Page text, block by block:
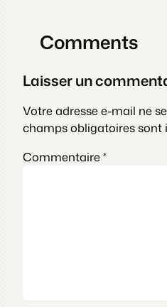
Comments
Laisser un
Votre adresse e-mail ne
champs obligatoires sont
Commentaire*